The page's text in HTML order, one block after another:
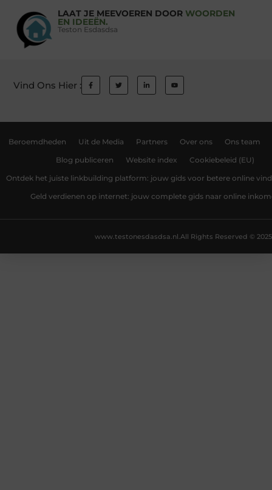
LAAT JE MEEVOEREN DOOR WOORDEN
EN IDEEËN.
Teston Esdasdsa
Vind Ons Hier :
Beroemdheden Uit de Media Partners Over ons Ons team
Blog publiceren Website index Cookiebeleid (EU)
Ontdek het juiste linkbuilding platform: jouw gids voor betere online
Geld verdienen op internet: jouw complete gids naar online
All Rights Reserved © 2025
www.testonesdasdsa.nl.